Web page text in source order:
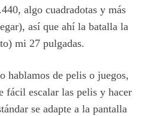
algo cuadradotas y más
así que ahí la batalla la
mi 27 pulgadas.
hablamos de pelis o juegos,
fácil escalar las pelis y hacer
se adapte a la pantalla